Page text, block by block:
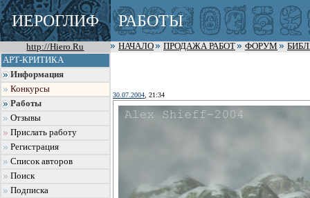
ИЕРОГЛИФ РАБОТЫ
http://Hiero.Ru НАЧАЛО ПРОДАЖА РАБОТ ФОРУМ
АРТ-КРИТИКА
Информация
Конкурсы
Работы
Отзывы
Прислать работу
Регистрация
Список авторов
Поиск
Подписка
30.07.2004 , 21:34